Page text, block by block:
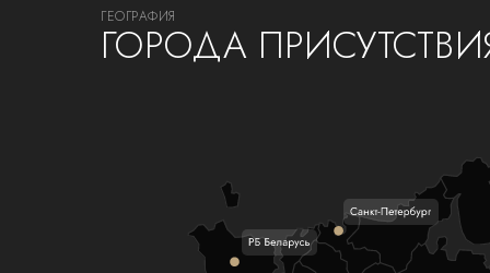
ГЕОГРАФИЯ
ГОРОДА